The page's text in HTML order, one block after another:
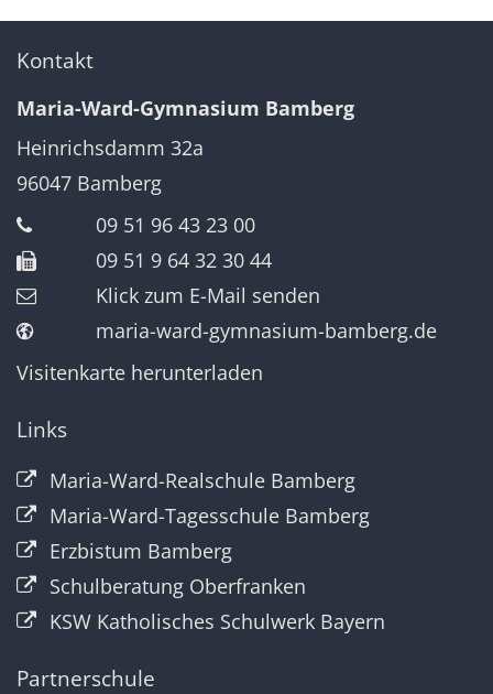
Kontakt
Maria-Ward-Gymnasium Bamberg
Heinrichsdamm 32a
96047 Bamberg
09 51 96 43 23 00
09 51 9 64 32 30 44
Klick zum E-Mail senden
maria-ward-gymnasium-bamberg.de
Visitenkarte herunterladen
Links
Maria-Ward-Realschule Bamberg
Maria-Ward-Tagesschule Bamberg
Erzbistum Bamberg
Schulberatung Oberfranken
KSW Katholisches Schulwerk Bayern
Partnerschule